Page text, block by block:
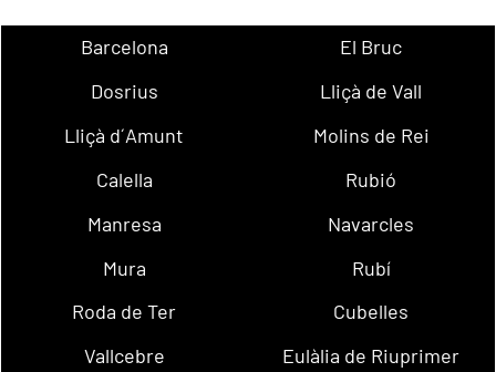
Barcelona
El Bruc
Dosrius
Lliçà de Vall
Lliçà d´Amunt
Molins de Rei
Calella
Rubió
Manresa
Navarcles
Mura
Rubí
Roda de Ter
Cubelles
Vallcebre
Eulàlia de Riuprimer